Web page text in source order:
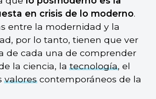
en crisis de lo moderno.
entre la modernidad y la
por lo tanto, tienen que ver
de cada una de comprender
la ciencia, latecnología, el
valorescontemporáneos de la